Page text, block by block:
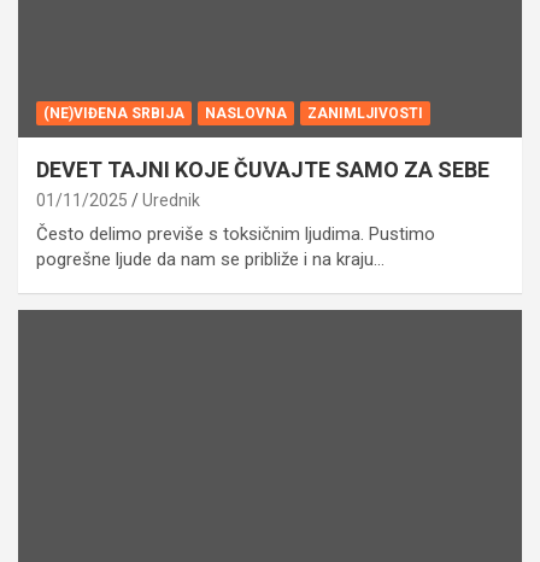
(NE)VIĐENA SRBIJA NASLOVNA ZANIMLJIVOSTI
DEVET TAJNI KOJE ČUVAJTE SAMO ZA SEBE
01/11/2025 Urednik
Često delimo previše s toksičnim ljudima. Pustimo
pogrešne ljude da nam se približe i na kraju…